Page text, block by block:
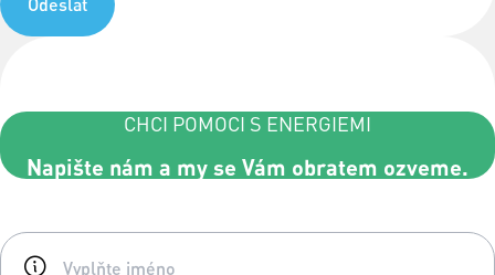
CHCI POMOCI S ENERGIEMI
Napište nám a my se Vám obratem ozveme.